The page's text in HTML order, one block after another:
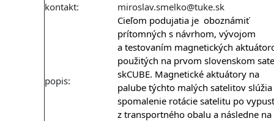
kontakt:
miroslav.smelko@tuke.sk
popis:
Cieľom podujatia je oboznámiť
prítomných s návrhom, vývojom
a testovaním magnetických
použitých na prvom slovenskom
skCUBE. Magnetické aktuátory na
palube týchto malých satelitov slúžia
spomalenie rotácie satelitu po
z transportného obalu a následne na